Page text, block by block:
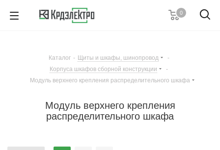
0
Заказать звонок
Каталог - Щиты и шкафы, шинопровод
-
Корпуса шкафов сборной конструкции
-
Модуль верхнего крепления распределительного шкафа
Модуль верхнего крепления
распределительного шкафа